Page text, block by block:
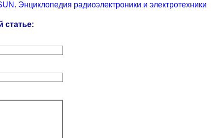
Энциклопедия радиоэлектроники и электротехники
статье: